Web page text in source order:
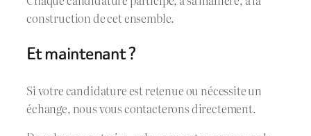
construction de cet ensemble.
Et maintenant ?
Si votre candidature est retenue ou nécessite un
échange, nous vous contacterons directement.